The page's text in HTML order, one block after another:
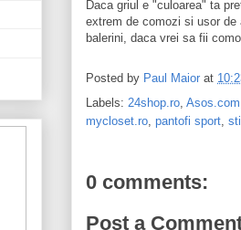
Daca griul e "culoarea" ta
extrem de comozi si usor
balerini, daca vrei sa fii
Posted by Paul Maior at
Labels: 24shop.ro Asos.com
mycloset.ro pantofi sport
0 comments:
Post a